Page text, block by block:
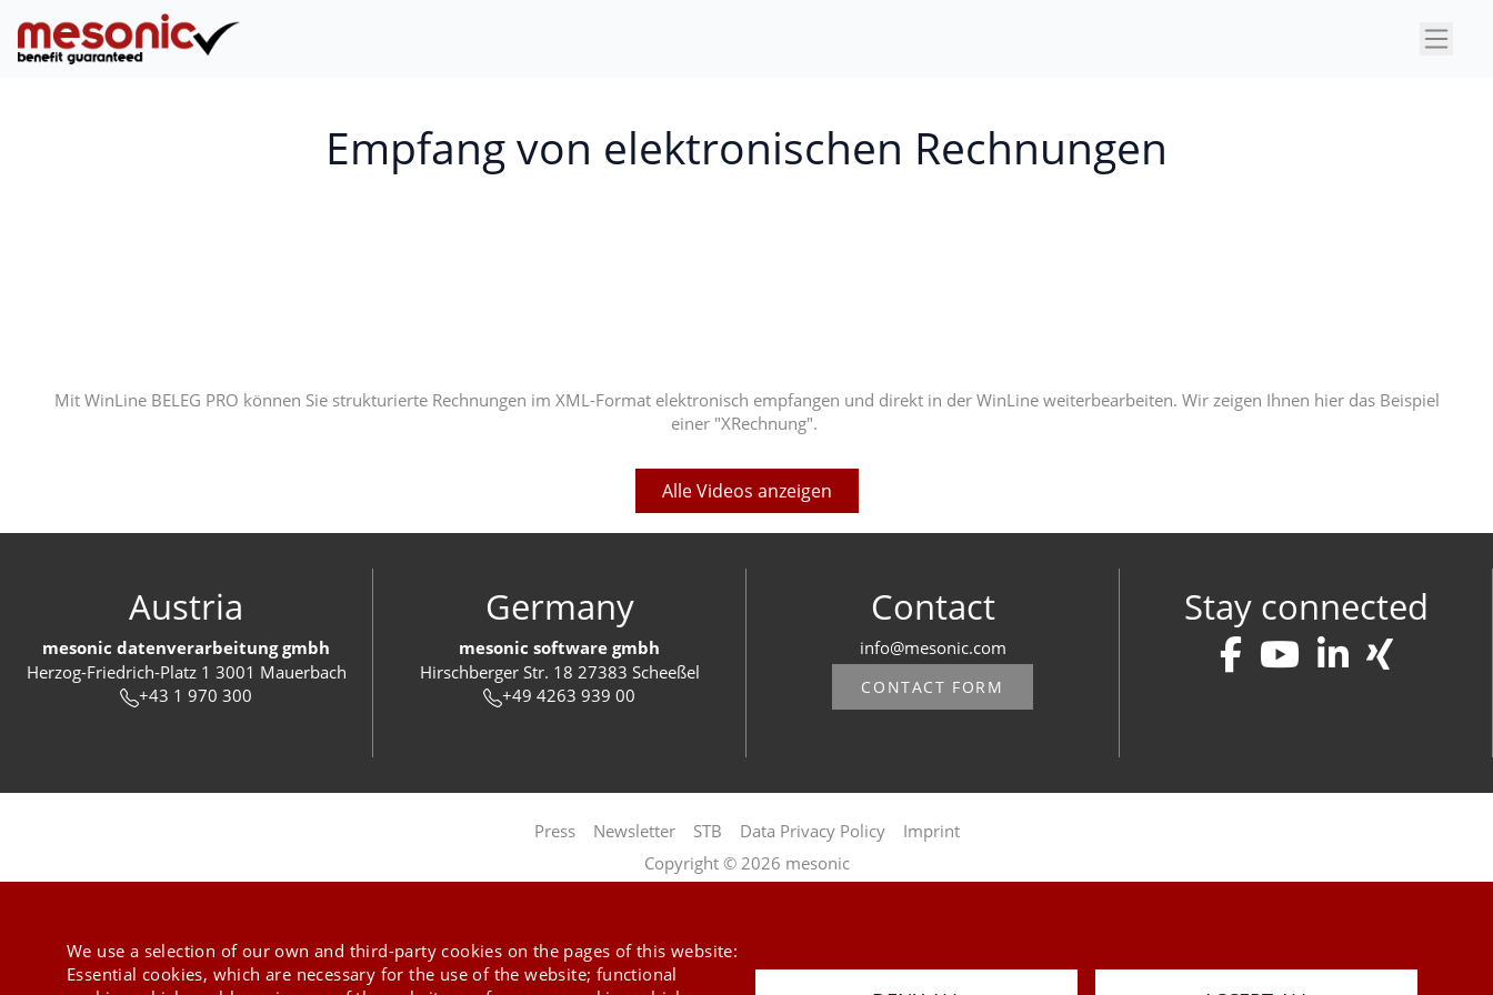
×
Empfang von elektronischen Rechnungen
Mit WinLine BELEG PRO können Sie strukturierte Rechnungen im XML-Format elektronisch empfangen und direkt in der WinLine weiterbearbeiten. Wir zeigen Ihnen hier das Beispiel
einer "XRechnung".
Alle Videos anzeigen
Austria
mesonic datenverarbeitung gmbh
Herzog-Friedrich-Platz 1 3001 Mauerbach
+43 1 970 300
Germany
mesonic software gmbh
Hirschberger Str. 18 27383 Scheeßel
+49 4263 939 00
Contact
info@mesonic.com
CONTACT FORM
Stay connected
Press Newsletter STB Data Privacy Policy Imprint
Last Update 05.08.2026
Copyright © 2026 mesonic
We use a selection of our own and third-party cookies on the pages of this website:
Essential cookies, which are necessary for the use of the website; functional